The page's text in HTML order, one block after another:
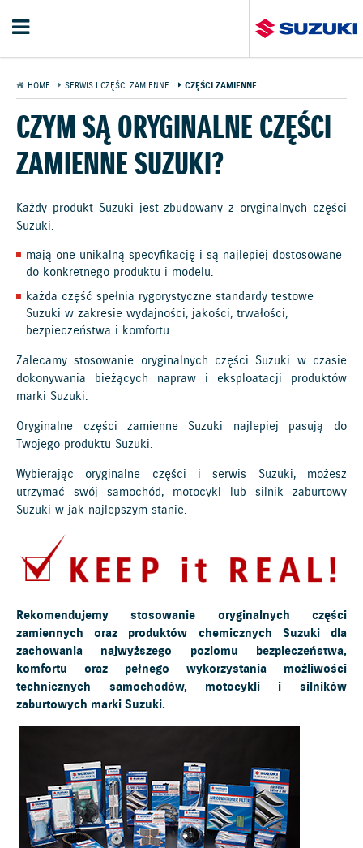
HOME SERWIS I CZĘŚCI ZAMIENNE CZĘŚCI ZAMIENNE
CZYM SĄ ORYGINALNE CZĘŚCI
ZAMIENNE SUZUKI?
Każdy produkt Suzuki jest zbudowany z oryginalnych części
Suzuki.
mają one unikalną specyfikację i są najlepiej dostosowane
do konkretnego produktu i modelu.
każda część spełnia rygorystyczne standardy testowe
Suzuki w zakresie wydajności, jakości, trwałości,
bezpieczeństwa i komfortu.
Zalecamy stosowanie oryginalnych części Suzuki w czasie
dokonywania bieżących napraw i eksploatacji produktów
marki Suzuki.
Oryginalne części zamienne Suzuki najlepiej pasują do
Twojego produktu Suzuki.
Wybierając oryginalne części i serwis Suzuki, możesz
utrzymać swój samochód, motocykl lub silnik zaburtowy
Suzuki w jak najlepszym stanie.
Rekomendujemy stosowanie oryginalnych części
zamiennych oraz produktów chemicznych Suzuki dla
zachowania najwyższego poziomu bezpieczeństwa,
komfortu oraz pełnego wykorzystania możliwości
technicznych samochodów, motocykli i silników
zaburtowych marki Suzuki.